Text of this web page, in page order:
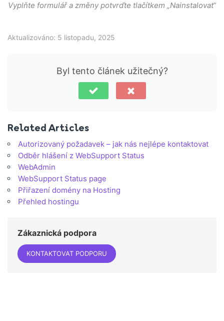
Vyplňte formulář a změny potvrďte tlačítkem „Nainstalovat“
Aktualizováno: 5 listopadu, 2025
Byl tento článek užitečný?
Related Articles
Autorizovaný požadavek – jak nás nejlépe kontaktovat
Odběr hlášení z WebSupport Status
WebAdmin
WebSupport Status page
Přiřazení domény na Hosting
Přehled hostingu
Zákaznická podpora
KONTAKTOVAT PODPORU